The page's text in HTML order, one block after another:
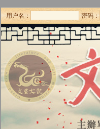
用户名： 密码：